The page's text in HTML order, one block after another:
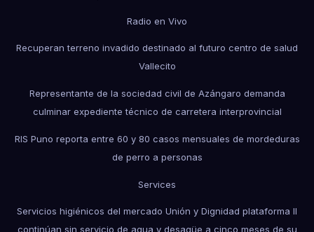
Radio en Vivo
Recuperan terreno invadido destinado al futuro centro de salud
Vallecito
Representante de la sociedad civil de Azángaro demanda
culminar expediente técnico de carretera interprovincial
RIS Puno reporta entre 60 y 80 casos mensuales de mordeduras
de perro a personas
Services
Servicios higiénicos del mercado Unión y Dignidad plataforma II
continúan sin servicio de agua y desagüe a cinco meses de su